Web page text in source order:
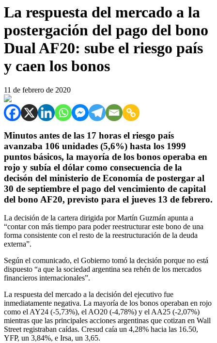
La respuesta del mercado a la
postergación del pago del bono
Dual AF20: sube el riesgo país
y caen los bonos
11 de febrero de 2020
Minutos antes de las 17 horas el riesgo país
avanzaba 106 unidades (5,6%) hasta los 1999
puntos básicos, la mayoría de los bonos operaba en
rojo y subía el dólar como consecuencia de la
decisón del ministerio de Economía de postergar al
30 de septiembre el pago del vencimiento de capital
del bono AF20, previsto para el jueves 13 de febrero.
La decisión de la cartera dirigida por Martín Guzmán apunta a
“contar con más tiempo para poder reestructurar este bono de una
forma consistente con el resto de la reestructuración de la deuda
externa”.
Según el comunicado, el Gobierno tomó la decisión porque no está
dispuesto “a que la sociedad argentina sea rehén de los mercados
financieros internacionales”.
La respuesta del mercado a la decisión del ejecutivo fue
inmediatamente negativa. La mayoría de los bonos operaban en rojo
como el AY24 (-5,73%), el AO20 (-4,78%) y el AA25 (-2,07%)
mientras que las principales acciones argentinas que cotizan en Wall
Street registraban caídas. Cresud caía un 4,28% hacia las 16.50,
YFP, un 3,84%, e Irsa, un 3,65.